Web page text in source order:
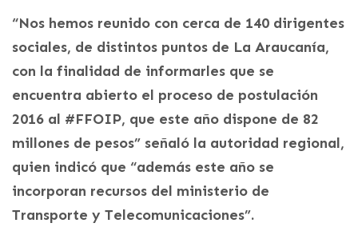
“Nos hemos reunido con cerca de 140 dirigentes
sociales, de distintos puntos de La Araucanía,
con la finalidad de informarles que se
encuentra abierto el proceso de postulación
2016 al #FFOIP, que este año dispone de 82
millones de pesos” señaló la autoridad regional,
quien indicó que “además este año se
incorporan recursos del ministerio de
Transporte y Telecomunicaciones”.